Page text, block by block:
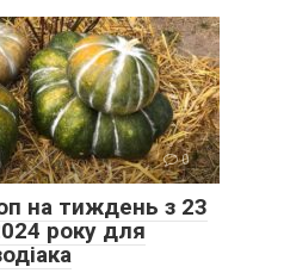
0
на тиждень з 23
року для